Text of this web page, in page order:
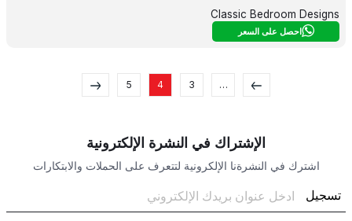
Classic Bedroom Designs
احصل على السعر
…
3
4
5
الإشتراك في النشرة الإلكترونية
اشترك في النشرةنا الإلكرونية لتتعرف على الحملات والابتكارات
تسجيل